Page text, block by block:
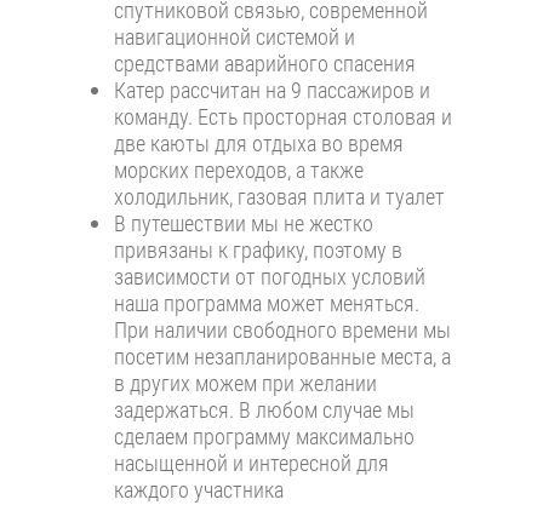
спутниковой связью, современной
навигационной системой и
средствами аварийного спасения
Катер рассчитан на 9 пассажиров и
команду. Есть просторная столовая и
две каюты для отдыха во время
морских переходов, а также
холодильник, газовая плита и туалет
В путешествии мы не жестко
привязаны к графику, поэтому в
зависимости от погодных условий
наша программа может меняться.
При наличии свободного времени мы
посетим незапланированные места, а
в других можем при желании
задержаться. В любом случае мы
сделаем программу максимально
насыщенной и интересной для
каждого участника